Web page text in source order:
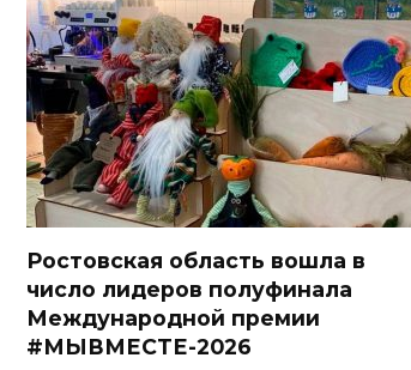
Ростовская область вошла в
число лидеров полуфинала
Международной премии
#МЫВМЕСТЕ-2026